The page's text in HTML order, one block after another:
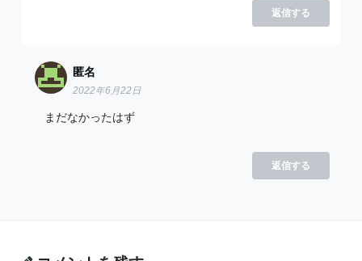
返信する
匿名
2022年6月22日
まだなかったはず
返信する